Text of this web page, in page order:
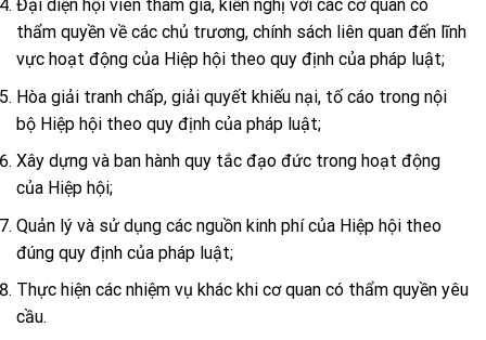
Đại diện hội viên tham gia, kiến nghị với các cơ quan có
thẩm quyền về các chủ trương, chính sách liên quan đến lĩnh
vực hoạt động của Hiệp hội theo quy định của pháp luật;
Hòa giải tranh chấp, giải quyết khiếu nại, tố cáo trong nội
bộ Hiệp hội theo quy định của pháp luật;
Xây dựng và ban hành quy tắc đạo đức trong hoạt động
của Hiệp hội;
Quản lý và sử dụng các nguồn kinh phí của Hiệp hội theo
đúng quy định của pháp luật;
Thực hiện các nhiệm vụ khác khi cơ quan có thẩm quyền yêu
cầu.